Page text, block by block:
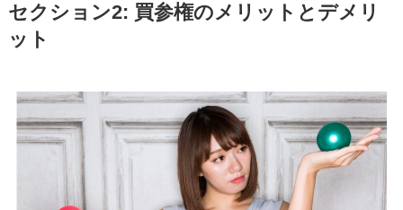
セクション2: 買参権のメリットとデメリ
ット